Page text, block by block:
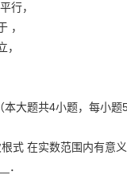
行，
，
本大题共4小题，每小题
式 在实数范围内有意
．